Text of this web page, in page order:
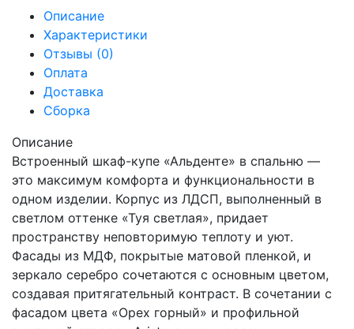
Описание
Характеристики
Отзывы (0)
Оплата
Доставка
Сборка
Описание
Встроенный шкаф-купе «Альденте» в спальню —
это максимум комфорта и функциональности в
одном изделии. Корпус из ЛДСП, выполненный в
светлом оттенке «Туя светлая», придает
пространству неповторимую теплоту и уют.
Фасады из МДФ, покрытые матовой пленкой, и
зеркало серебро сочетаются с основным цветом,
создавая притягательный контраст. В сочетании с
фасадом цвета «Орех горный» и профильной